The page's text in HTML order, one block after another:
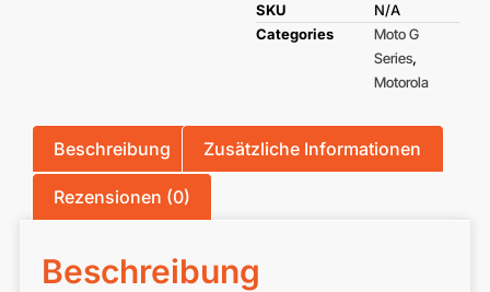
SKU
N/A
Categories
Moto G
Series,
Motorola
Beschreibung Zusätzliche Informationen
Rezensionen (0)
Beschreibung